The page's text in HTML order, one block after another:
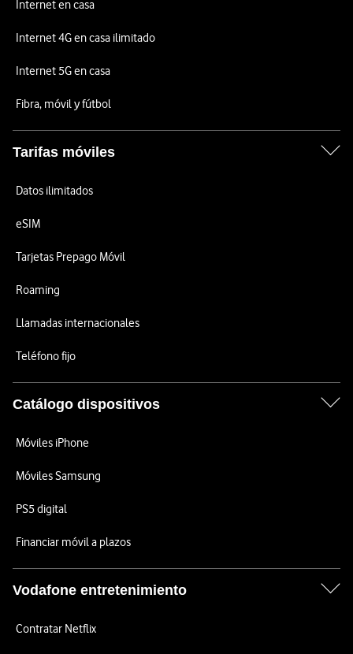
Internet en casa
Internet 4G en casa ilimitado
Internet 5G en casa
Fibra, móvil y fútbol
Tarifas móviles
Datos ilimitados
eSIM
Tarjetas Prepago Móvil
Roaming
Llamadas internacionales
Teléfono fijo
Catálogo dispositivos
Móviles iPhone
Móviles Samsung
PS5 digital
Financiar móvil a plazos
Vodafone entretenimiento
Contratar Netflix